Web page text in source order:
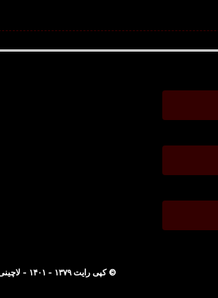
© کپی رایت ۱۳۷۹ - ۱۴۰۱ - لاچینی میدیا - کلیه حقوق محفوظ است